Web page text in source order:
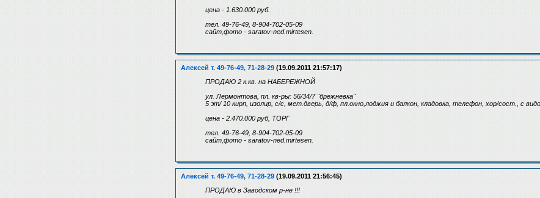
цена - 1.630.000 руб.
тел. 49-76-49, 8-904-702-05-09
сайт,фото - saratov-ned.mirtesen.
Алексей т. 49-76-49, 71-28-29 (19.09.2011 21:57:17)
ПРОДАЮ 2 к.кв. на НАБЕРЕЖНОЙ
ул. Лермонтова, пл. кв-ры: 56/34/7 "брежневка"
5 эт/ 10 кирп, изолир, с/с, мет.дверь, д/ф, пл.окно,лоджия и балкон, кладовка, телефон, хор/сост., с
цена - 2.470.000 руб, ТОРГ
тел. 49-76-49, 8-904-702-05-09
сайт,фото - saratov-ned.mirtesen.
Алексей т. 49-76-49, 71-28-29 (19.09.2011 21:56:45)
ПРОДАЮ в Заводском р-не !!!